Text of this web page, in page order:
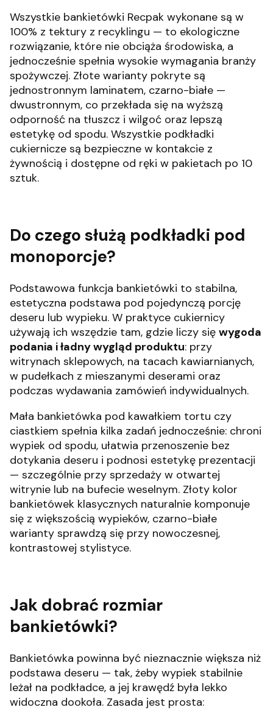
Wszystkie bankietówki Recpak wykonane są w
100% z tektury z recyklingu — to ekologiczne
rozwiązanie, które nie obciąża środowiska, a
jednocześnie spełnia wysokie wymagania branży
spożywczej. Złote warianty pokryte są
jednostronnym laminatem, czarno-białe —
dwustronnym, co przekłada się na wyższą
odporność na tłuszcz i wilgoć oraz lepszą
estetykę od spodu. Wszystkie podkładki
cukiernicze są bezpieczne w kontakcie z
żywnością i dostępne od ręki w pakietach po 10
sztuk.
Do czego służą podkładki pod
monoporcje?
Podstawowa funkcja bankietówki to stabilna,
estetyczna podstawa pod pojedynczą porcję
deseru lub wypieku. W praktyce cukiernicy
używają ich wszędzie tam, gdzie liczy się wygoda
podania i ładny wygląd produktu: przy
witrynach sklepowych, na tacach kawiarnianych,
w pudełkach z mieszanymi deserami oraz
podczas wydawania zamówień indywidualnych.
Mała bankietówka pod kawałkiem tortu czy
ciastkiem spełnia kilka zadań jednocześnie: chroni
wypiek od spodu, ułatwia przenoszenie bez
dotykania deseru i podnosi estetykę prezentacji
— szczególnie przy sprzedaży w otwartej
witrynie lub na bufecie weselnym. Złoty kolor
bankietówek klasycznych naturalnie komponuje
się z większością wypieków, czarno-białe
warianty sprawdzą się przy nowoczesnej,
kontrastowej stylistyce.
Jak dobrać rozmiar
bankietówki?
Bankietówka powinna być nieznacznie większa niż
podstawa deseru — tak, żeby wypiek stabilnie
leżał na podkładce, a jej krawędź była lekko
widoczna dookoła. Zasada jest prosta: